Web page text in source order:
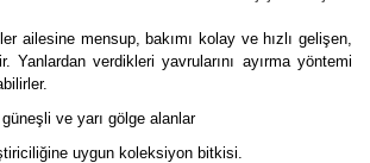
ailesine mensup, bakımı kolay ve hızlı gelişen,
Yanlardan verdikleri yavrularını ayırma yöntemi
güneşli ve yarı gölge alanlar
uygun koleksiyon bitkisi.